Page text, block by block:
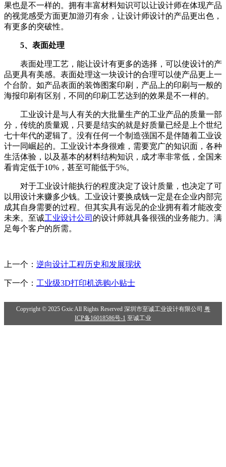
果也是不一样的。拥有丰富材料知识可以让设计师在体现产品
的视觉感受方面更加游刃有余，让设计师设计的产品更出色，
有更多的突破性。
5、表面处理
表面处理工艺，能让设计有更多的选择，可以使设计的产
品更具有美感。表面处理这一块设计的合理可以使产品更上一
个台阶。如产品表面的装饰图案印刷，产品上的印刷与一般的
海报印刷有区别，不同的印刷工艺达到的效果是不一样的。
工业设计是与人有关的大批量生产的工业产品的质量一部
分，传统的质量观，只要是结实的就是好质量已经是上个世纪
七十年代的逻辑了。没有任何一个制造强国不是伴随着工业设
计一同崛起的。工业设计本身很难，需要宽广的知识面，各种
生活体验，以及基本的材料结构知识，成才率非常低，全国来
看肯定低于10%，甚至可能低于5%。
对于工业设计能执行的程度决定了设计质量，也决定了可
以用设计来赚多少钱。工业设计要换成钱一定是在企业内部完
成其自身需要的过程。但其实具有远见的企业拥有着才能改变
未来。至诚工业设计公司 的设计师就具备很强的业务能力。满
足每个客户的所需。
上一个： 逆向设计工程历史和发展现状
下一个： 工业级3D打印机选购小贴士
Copyright © 2025 Gxic All Rights Reserved 深圳市至诚工业设计有限公司 粤
ICP备16018586号-1 至诚工业